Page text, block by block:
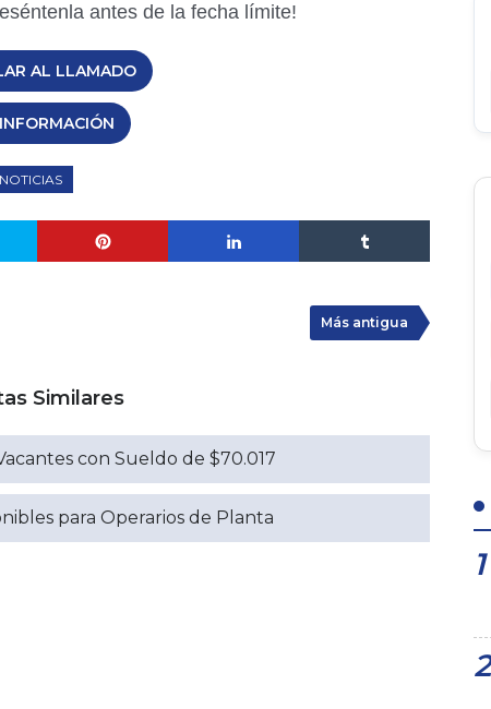
antes de la fecha límite!
AL LLAMADO
NOTICIAS
Más antigua
Similares
con Sueldo de $70.017
para Operarios de Planta